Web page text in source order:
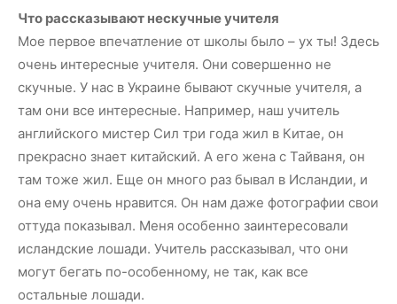
Что рассказывают нескучные учителя
Мое первое впечатление от школы было – ух ты! Здесь
очень интересные учителя. Они совершенно не
скучные. У нас в Украине бывают скучные учителя, а
там они все интересные. Например, наш учитель
английского мистер Сил три года жил в Китае, он
прекрасно знает китайский. А его жена c Тайваня, он
там тоже жил. Еще он много раз бывал в Исландии, и
она ему очень нравится. Он нам даже фотографии свои
оттуда показывал. Меня особенно заинтересовали
исландские лошади. Учитель рассказывал, что они
могут бегать по-особенному, не так, как все
остальные лошади.